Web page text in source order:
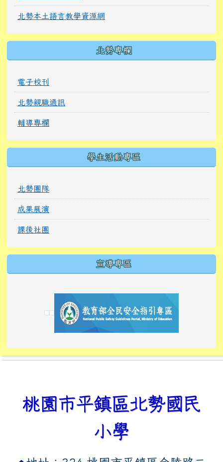
北勢本土語言教學資源網
北勢專欄
電子校刊
北勢親職通訊
輔導專欄
學生活動專區
北勢團隊
成果展演
課後社團
宣導專區
link to https://
link to https://10000.gov.tw/
link to https://
link to https://10000.gov.tw/
link to https://
link to https://
link to https://i.win.org.tw/
link to https://
link to https://
link to https://
link to https://
桃園市平鎮區北勢國民
小學